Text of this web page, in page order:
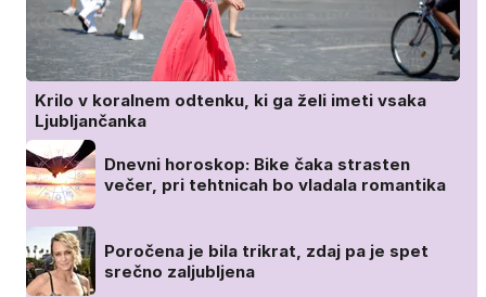
Krilo v koralnem odtenku, ki ga želi imeti vsaka
Ljubljančanka
Dnevni horoskop: Bike čaka strasten
večer, pri tehtnicah bo vladala romantika
Poročena je bila trikrat, zdaj pa je spet
srečno zaljubljena